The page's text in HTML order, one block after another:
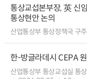
통상교섭본부장, 英 신
통상현안 논의
산업통상부 통상정책국 구
한-방글라데시 CEPA
산업통상부 통상교섭실 통